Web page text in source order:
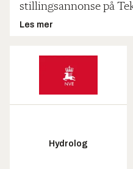
stillingsannonse på
Les mer
Hydrolog